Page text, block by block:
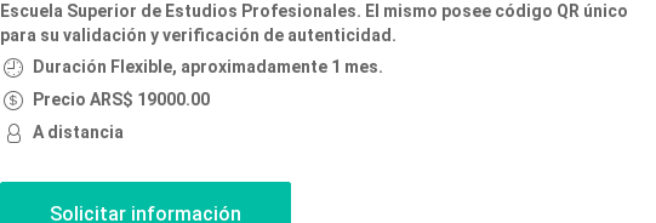
Escuela Superior de Estudios Profesionales. El mismo posee código QR único
para su validación y verificación de autenticidad.
Duración Flexible, aproximadamente 1 mes.
Precio ARS$ 19000.00
A distancia